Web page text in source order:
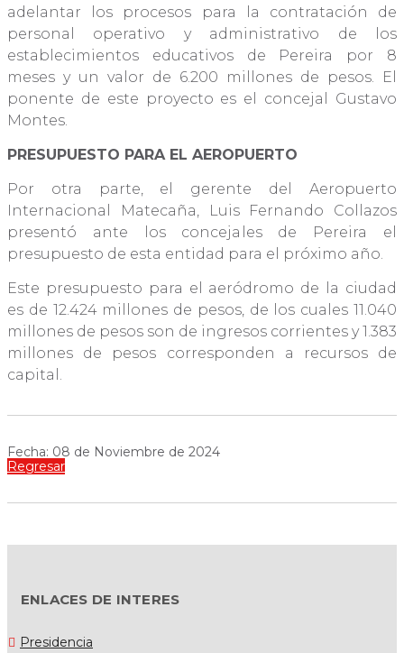
adelantar los procesos para la contratación de
personal operativo y administrativo de los
establecimientos educativos de Pereira por 8
meses y un valor de 6.200 millones de pesos. El
ponente de este proyecto es el concejal Gustavo
Montes.
PRESUPUESTO PARA EL AEROPUERTO
Por otra parte, el gerente del Aeropuerto
Internacional Matecaña, Luis Fernando Collazos
presentó ante los concejales de Pereira el
presupuesto de esta entidad para el próximo año.
Este presupuesto para el aeródromo de la ciudad
es de 12.424 millones de pesos, de los cuales 11.040
millones de pesos son de ingresos corrientes y 1.383
millones de pesos corresponden a recursos de
capital.
Fecha: 08 de Noviembre de 2024
Regresar
ENLACES DE INTERES
Presidencia